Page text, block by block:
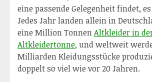
eine passende Gelegenheit findet,
Jedes Jahr landen allein in
eine Million TonnenAltkleider in
Altkleidertonne, und weltweit
Milliarden Kleidungsstücke
doppelt so viel wie vor 20 Jahren.